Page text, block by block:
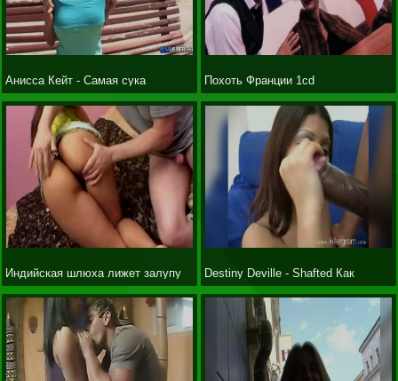
Анисса Кейт - Самая сука
Франции
Похоть Франции 1cd
Индийская шлюха лижет залупу
мужику
Destiny Deville - Shafted Как